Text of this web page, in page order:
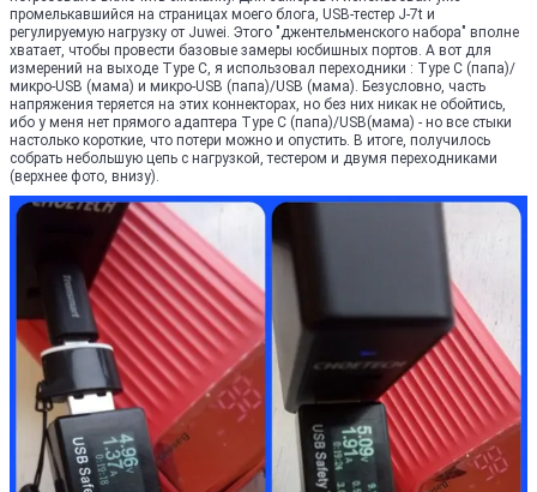
промелькавшийся на страницах моего блога, USB-тестер J-7t и
регулируемую нагрузку от Juwei. Этого "джентельменского набора" вполне
хватает, чтобы провести базовые замеры юсбишных портов. А вот для
измерений на выходе Type C, я использовал переходники : Type C (папа)/
микро-USB (мама) и микро-USB (папа)/USB (мама). Безусловно, часть
напряжения теряется на этих коннекторах, но без них никак не обойтись,
ибо у меня нет прямого адаптера Type C (папа)/USB(мама) - но все стыки
настолько короткие, что потери можно и опустить. В итоге, получилось
собрать небольшую цепь с нагрузкой, тестером и двумя переходниками
(верхнее фото, внизу).